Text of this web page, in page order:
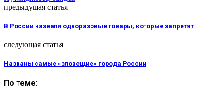
предыдущая статья
В России назвали одноразовые товары, которые запретят
следующая статья
Названы самые «зловещие» города России
По теме: